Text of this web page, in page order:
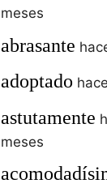
meses
abrasante
adoptado
astutamente
meses